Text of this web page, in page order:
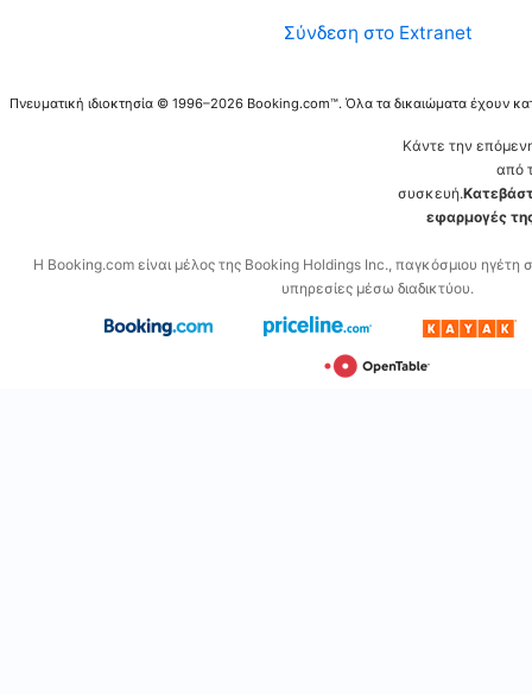
Σύνδεση στο Extranet
Πνευματική ιδιοκτησία © 1996–2026 Booking.com™. Όλα τα δικαιώματα έχουν
Κάντε την
από
συσκευή.
εφαρμογές
Η Booking.com είναι μέλος της Booking Holdings Inc., παγκόσμιου ηγέτη
υπηρεσίες μέσω διαδικτύου.